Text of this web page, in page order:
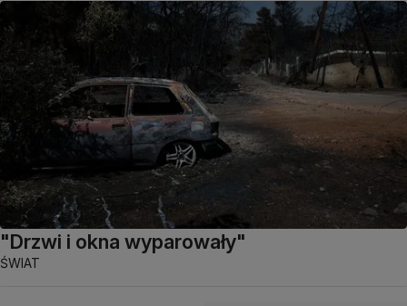
"Drzwi i okna wyparowały"
ŚWIAT